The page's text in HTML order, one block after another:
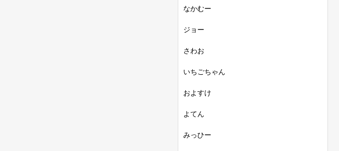
なかむー
ジョー
さわお
いちごちゃん
およすけ
よてん
みっひー